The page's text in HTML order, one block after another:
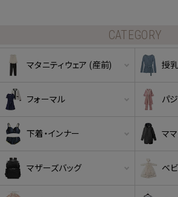
CATEGORY
マタニティウェア (産前) 授
フォーマル パ
下着・インナー マ
マザーズバッグ ベ